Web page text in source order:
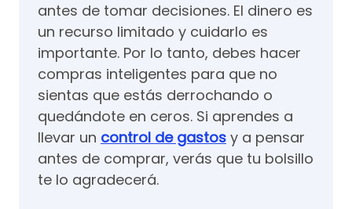
antes de tomar decisiones. El dinero es
un recurso limitado y cuidarlo es
importante. Por lo tanto, debes hacer
compras inteligentes para que no
sientas que estás derrochando o
quedándote en ceros. Si aprendes a
llevar un control de gastos y a pensar
antes de comprar, verás que tu bolsillo
te lo agradecerá.